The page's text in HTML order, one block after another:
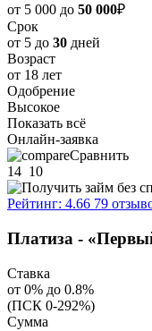
от 5 000 до 50 000₽
Срок
от 5 до 30 дней
Возраст
от 18 лет
Одобрение
Высокое
Показать всё
Онлайн-заявка
Сравнить
14 10
Рейтинг: 4.66 79
Платиза -
Ставка
от 0% до 0.8%
(ПСК 0-292%)
Сумма